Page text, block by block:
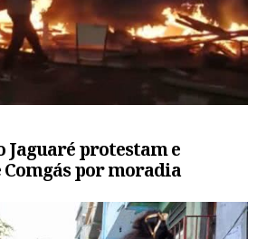
Jaguaré protestam e
Comgás por moradia